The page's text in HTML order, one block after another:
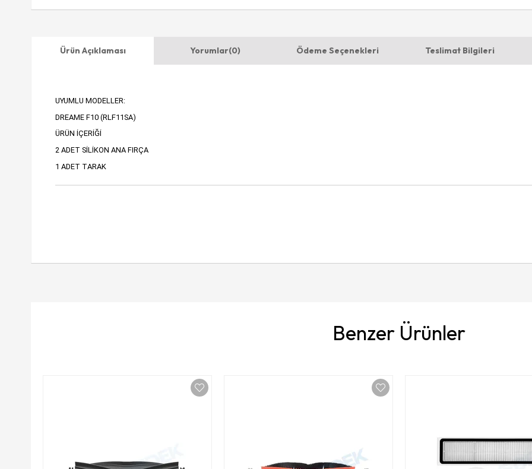
Ürün Açıklaması Yorumlar(0) Ödeme Seçenekleri Teslimat Bilgileri
UYUMLU MODELLER:
DREAME F10 (RLF11SA)
ÜRÜN İÇERİĞİ
2 ADET SİLİKON ANA FIRÇA
1 ADET TARAK
Benzer Ürünler